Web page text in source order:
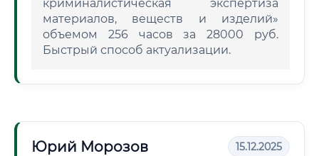
криминалистическая экспертиза
материалов, веществ и изделий»
объемом 256 часов за 28000 руб.
Быстрый способ актуализации.
Юрий Морозов 15.12.2025